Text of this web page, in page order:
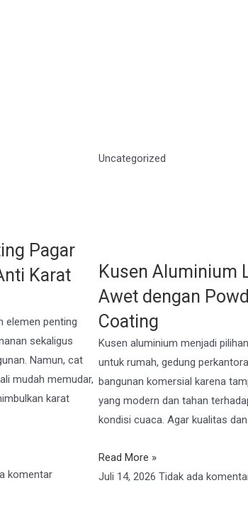
Pagar
Karat
elemen penting
sekaligus
Namun, cat
mudah memudar,
karat
komentar
Uncategorized
Kusen Aluminium
Awet dengan
Coating
Kusen aluminium menjadi
untuk rumah, gedung
bangunan komersial karena
yang modern dan tahan
kondisi cuaca. Agar kualitas dan
Read More »
Juli 14, 2026 Tidak ada